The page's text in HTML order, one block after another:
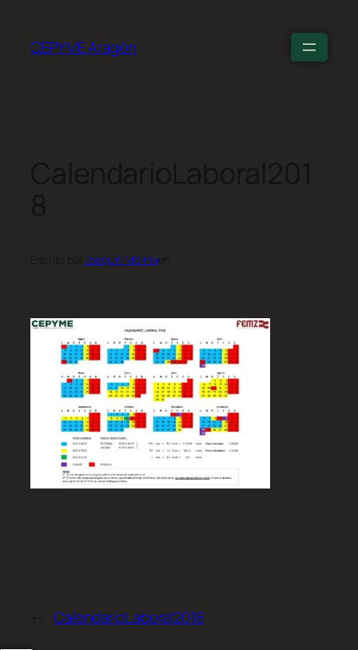
CEPYME Aragón
Joaquín Molina
CalendarioLaboral2018